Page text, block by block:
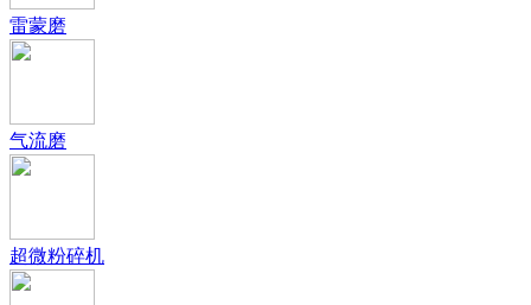
雷蒙磨
气流磨
超微粉碎机